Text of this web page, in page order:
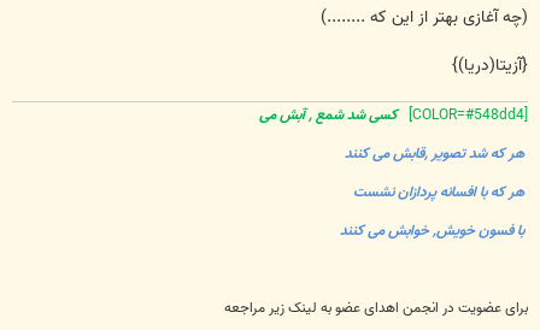
(چه آغازی بهتر از این که ........)
{آزیتا(دریا)}
کسی شد شمع , آبش می
هر که شد تصویر ,قابش می کنند
هر که با افسانه پردازان نشست
با فسون خویش, خوابش می کنند
برای عضویت در انجمن اهدای عضو به لینک زیر مراجعه